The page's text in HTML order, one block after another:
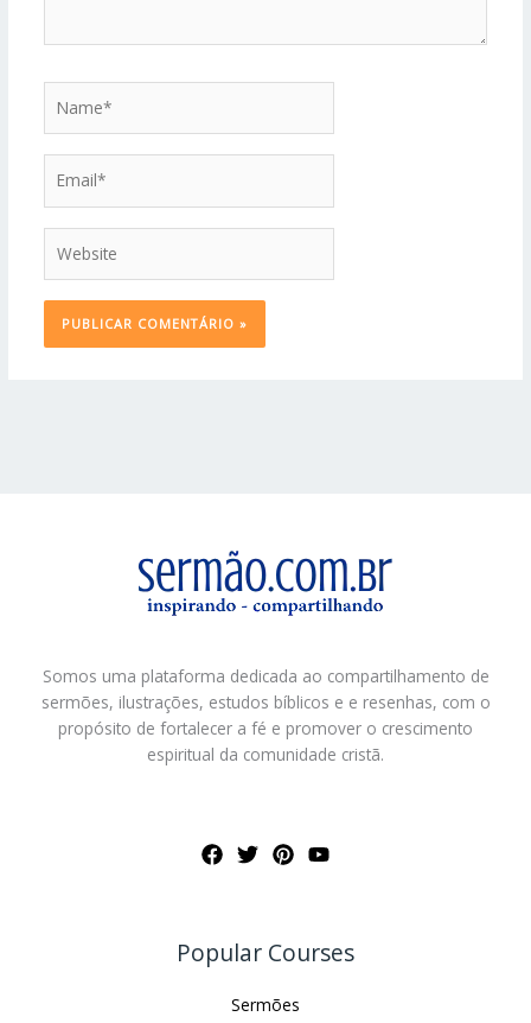
Somos uma plataforma dedicada ao compartilhamento de
sermões, ilustrações, estudos bíblicos e e resenhas, com o
propósito de fortalecer a fé e promover o crescimento
espiritual da comunidade cristã.
Popular Courses
Sermões